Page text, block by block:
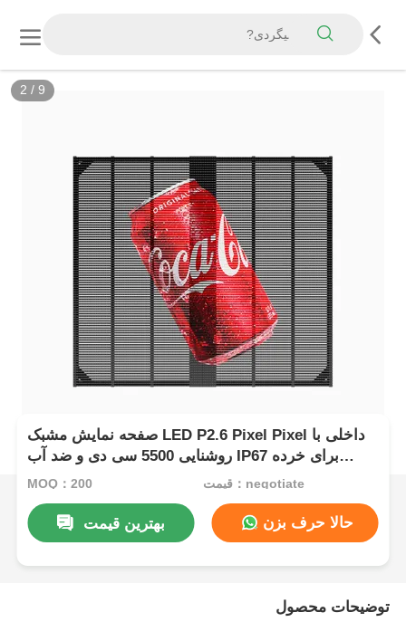
3 / 9
صفحه نمایش مشبک LED P2.6 Pixel Pixel داخلی با
روشنایی 5500 سی دی و ضد آب IP67 برای خرده
فروشی ها
MOQ：200 قیمت：negotiate
بهترین قیمت حالا حرف بزن
توضیحات محصول